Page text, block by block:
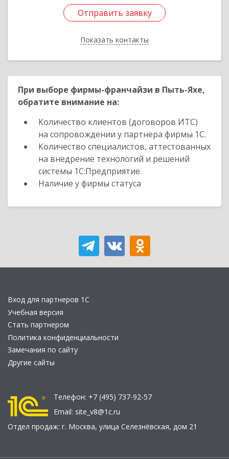
Отправить заявку
Показать контакты
Отправить заявку
Назад
При выборе фирмы-франчайзи в Пыть-Яхе,
обратите внимание на:
Количество клиентов (договоров ИТС)
на сопровождении у партнера фирмы 1С.
Количество специалистов, аттестованных
на внедрение технологий и решений
системы 1С:Предприятие.
Наличие у фирмы статуса
Вход для партнеров 1С
Учебная версия
Стать партнером
Политика конфиденциальности
Замечания по сайту
Другие сайты
Телефон: +7 (495) 737-92-57
Email: site_v8@1c.ru
Отдел продаж: г. Москва, улица Селезнёвская, дом 21